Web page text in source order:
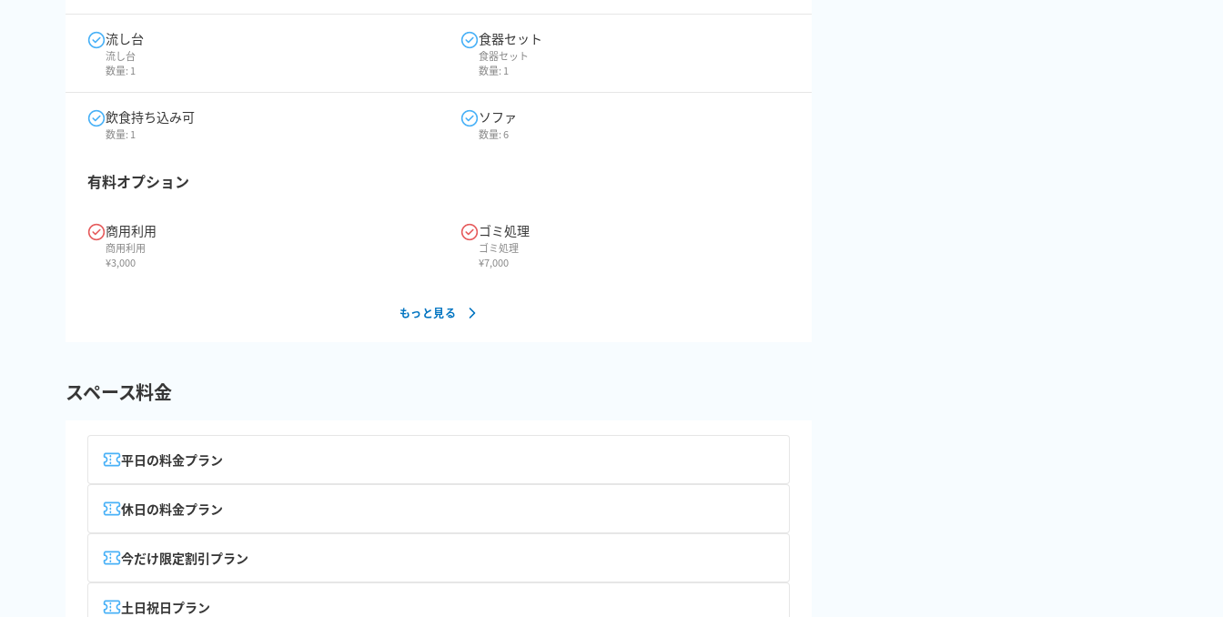
流し台
流し台
数量: 1
食器セット
食器セット
数量: 1
飲食持ち込み可
数量: 1
ソファ
数量:6
有料オプション
商用利用
商用利用
¥3,000
ゴミ処理
ゴミ処理
¥7,000
もっと見る
スペース料金
平日の料金プラン
休日の料金プラン
今だけ限定割引プラン
土日祝日プラン